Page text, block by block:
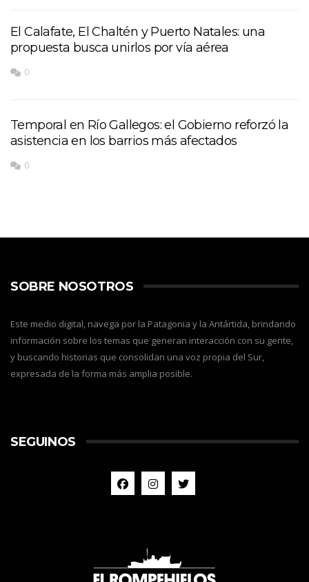
El Calafate, El Chaltén y Puerto Natales: una
propuesta busca unirlos por vía aérea
0
Temporal en Río Gallegos: el Gobierno reforzó la
asistencia en los barrios más afectados
0
SOBRE NOSOTROS
Este medio digital, navega por la Patagonia y la Antártida, brindando
información sobre los temas que generan interacción con su gente,
y buscando historias que consolidan una voz propia del Sur,
expresada de la forma más amplia posible.
SEGUINOS